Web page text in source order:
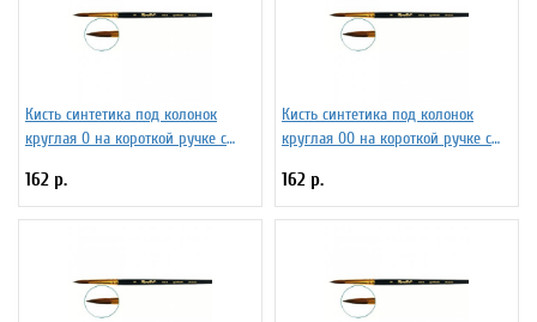
Кисть синтетика под колонок
круглая 0 на короткой ручке с
ЖS1-00,85Ж
162 р.
Кисть синтетика под колонок
круглая 00 на короткой ручке с
ЖS1-00,55Ж
162 р.